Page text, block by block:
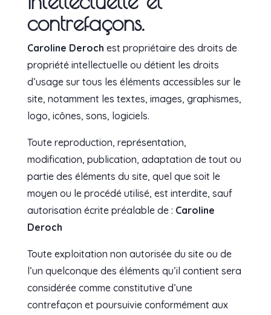
contrefaçons.
Caroline Deroch est propriétaire des droits de
propriété intellectuelle ou détient les droits
d’usage sur tous les éléments accessibles sur le
site, notamment les textes, images, graphismes,
logo, icônes, sons, logiciels.
Toute reproduction, représentation,
modification, publication, adaptation de tout ou
partie des éléments du site, quel que soit le
moyen ou le procédé utilisé, est interdite, sauf
autorisation écrite préalable de : Caroline
Deroch
Toute exploitation non autorisée du site ou de
l’un quelconque des éléments qu’il contient sera
considérée comme constitutive d’une
contrefaçon et poursuivie conformément aux